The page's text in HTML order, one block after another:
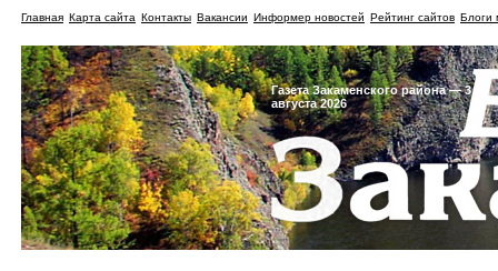
Главная Карта сайта Контакты Вакансии Информер новостей Рейтинг сайтов Блоги
Газета Закаменского района — 3
августа 2026